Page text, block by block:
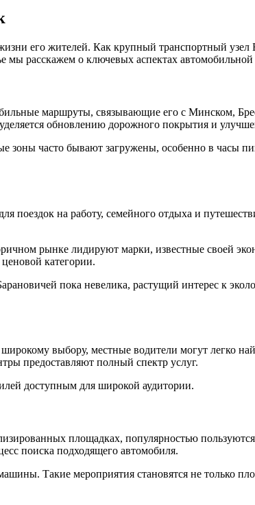
его жителей. Как крупный транспортный узел
расскажем о ключевых аспектах
маршруты, связывающие его с Минском,
обновлению дорожного покрытия и
зоны часто бывают загружены, особенно в часы
на работу, семейного отдыха и
рынке лидируют марки, известные своей
категории.
пока невелика, растущий интерес к
выбору, местные водители могут легко
предоставляют полный спектр услуг.
доступным для широкой аудитории.
площадках, популярностью
поиска подходящего автомобиля.
Такие мероприятия становятся не только